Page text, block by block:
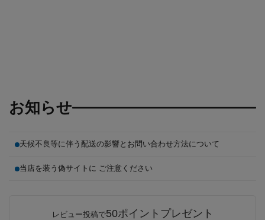
お知らせ
天候不良等に伴う配送の影響とお問い合わせ方法について
当店を装う偽サイトに ご注意ください
レビュー投稿で50ポイントプレゼント